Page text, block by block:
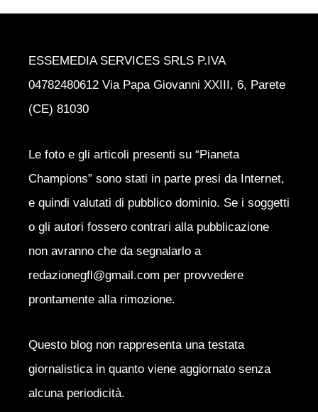
ESSEMEDIA SERVICES SRLS P.IVA
04782480612 Via Papa Giovanni XXIII, 6, Parete
(CE) 81030
Le foto e gli articoli presenti su “Pianeta
Champions” sono stati in parte presi da Internet,
e quindi valutati di pubblico dominio. Se i soggetti
o gli autori fossero contrari alla pubblicazione
non avranno che da segnalarlo a
redazionegfl@gmail.com per provvedere
prontamente alla rimozione.
Questo blog non rappresenta una testata
giornalistica in quanto viene aggiornato senza
alcuna periodicità.